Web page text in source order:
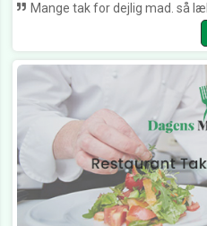
Mange tak for dejlig mad. så lækkert at være